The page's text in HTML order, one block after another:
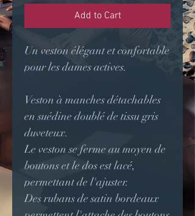
Add to Cart
Un veston élégant et confortable
pour les dames actives.
Veston à manches détachables
en suédine doublé de tissu gris
duveteux.
Le veston se ferme au moyen de
boutons et le dos est lacé,
permettant de l'ajuster.
Des rubans de satin bordeaux